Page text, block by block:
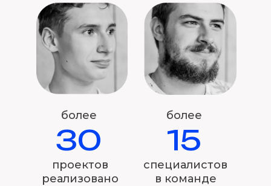
15
более
специалистов
в команде
30
более
проектов
реализовано